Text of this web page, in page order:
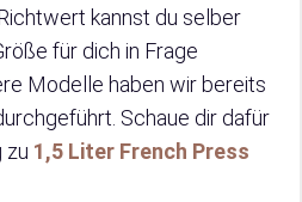
kannst du selber
für dich in Frage
Modelle haben wir bereits
Schaue dir dafür
zu 1,5 Liter French Press